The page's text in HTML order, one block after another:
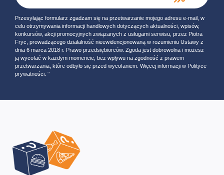
Przesyłając formularz zgadzam się na przetwarzanie mojego adresu e-mail, w
celu otrzymywania informacji handlowych dotyczących aktualności, wpisów,
konkursów, akcji promocyjnych związanych z usługami serwisu, przez Piotra
Fryc, prowadzącego działalność nieewidencjonowaną w rozumieniu Ustawy z
dnia 6 marca 2018 r. Prawo przedsiębiorców. Zgoda jest dobrowolna i możesz
ją wycofać w każdym momencie, bez wpływu na zgodność z prawem
przetwarzania, które odbyło się przed wycofaniem. Więcej informacji w Polityce
prywatności. ‘’